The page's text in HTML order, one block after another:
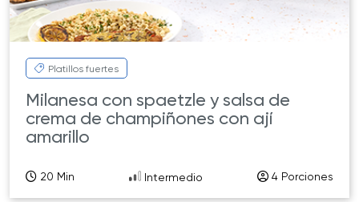
Platillos fuertes
Milanesa con spaetzle y salsa de
crema de champiñones con ají
amarillo
20 Min Intermedio 4 Porciones